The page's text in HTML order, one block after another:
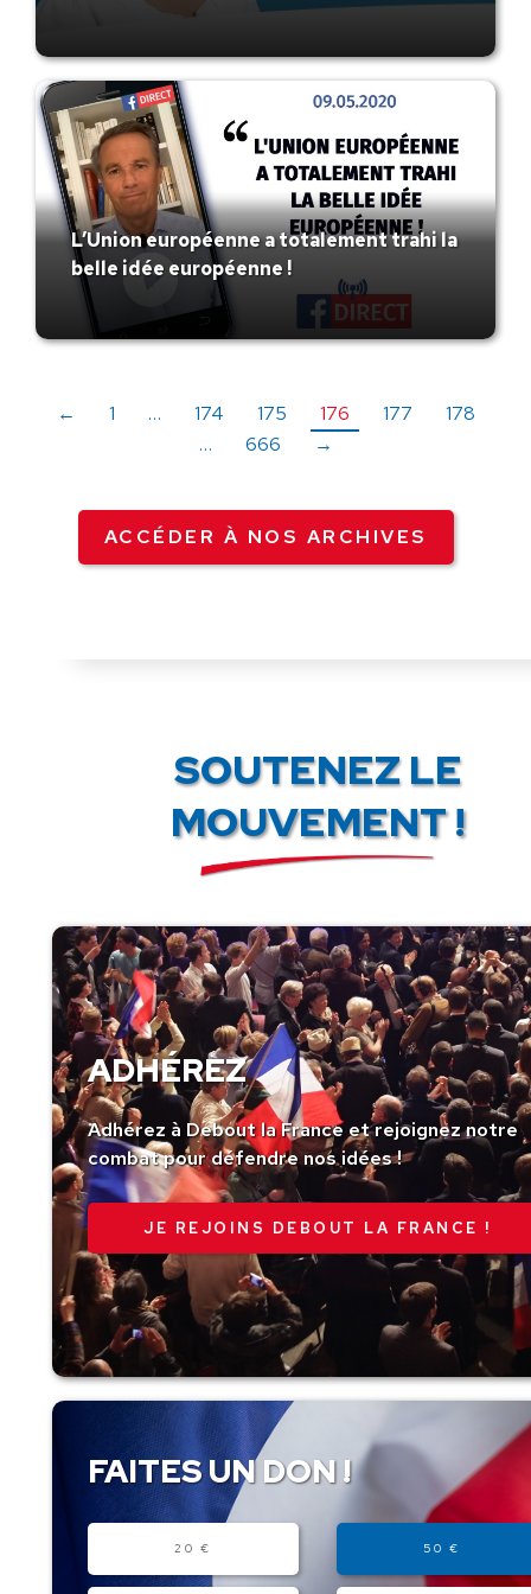
L’Union européenne a totalement trahi la
belle idée européenne !
← 1 … 174 175 176 177
178
…
666 →
ACCÉDER À NOS ARCHIVES
SOUTENEZ LE
MOUVEMENT !
ADHÉREZ
Adhérez à Debout la France et rejoignez notre
combat pour défendre nos idées !
JE REJOINS DEBOUT LA FRANCE !
FAITES UN DON !
20 € 50 €